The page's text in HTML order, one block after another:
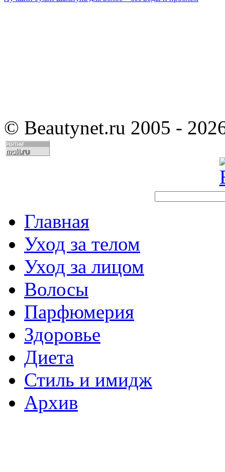
© Beautynet.ru 2005 -
Главная
Уход за телом
Уход за лицом
Волосы
Парфюмерия
Здоровье
Диета
Стиль и имидж
Архив